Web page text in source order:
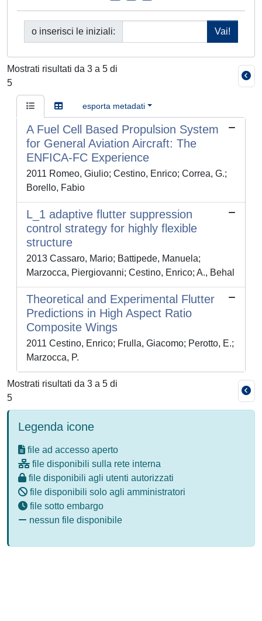
o inserisci le iniziali:
Mostrati risultati da 3 a 5 di
5
esporta metadati
A Fuel Cell Based Propulsion System
for General Aviation Aircraft: The
ENFICA-FC Experience
2011 Romeo, Giulio; Cestino, Enrico; Correa, G.;
Borello, Fabio
L_1 adaptive flutter suppression
control strategy for highly flexible
structure
2013 Cassaro, Mario; Battipede, Manuela;
Marzocca, Piergiovanni; Cestino, Enrico; A., Behal
Theoretical and Experimental Flutter
Predictions in High Aspect Ratio
Composite Wings
2011 Cestino, Enrico; Frulla, Giacomo; Perotto, E.;
Marzocca, P.
Mostrati risultati da 3 a 5 di
5
Legenda icone
file ad accesso aperto
file disponibili sulla rete interna
file disponibili agli utenti autorizzati
file disponibili solo agli amministratori
file sotto embargo
nessun file disponibile